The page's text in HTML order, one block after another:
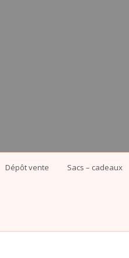
Dépôt vente Sacs – cadeaux